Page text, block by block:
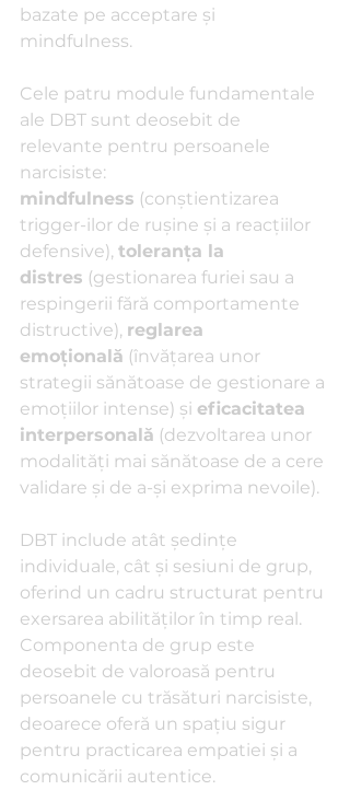
bazate pe acceptare și
mindfulness.
Cele patru module fundamentale
ale DBT sunt deosebit de
relevante pentru persoanele
narcisiste:
mindfulness (conștientizarea
trigger-ilor de rușine și a reacțiilor
defensive), toleranța la
distres (gestionarea furiei sau a
respingerii fără comportamente
distructive), reglarea
emoțională (învățarea unor
strategii sănătoase de gestionare a
emoțiilor intense) și eficacitatea
interpersonală (dezvoltarea unor
modalități mai sănătoase de a cere
validare și de a-și exprima nevoile).
DBT include atât ședințe
individuale, cât și sesiuni de grup,
oferind un cadru structurat pentru
exersarea abilităților în timp real.
Componenta de grup este
deosebit de valoroasă pentru
persoanele cu trăsături narcisiste,
deoarece oferă un spațiu sigur
pentru practicarea empatiei și a
comunicării autentice.